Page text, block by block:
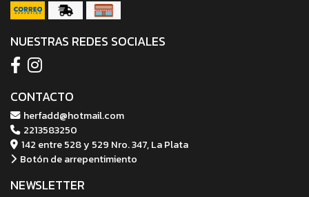
NUESTRAS REDES SOCIALES
CONTACTO
herfadd@hotmail.com
2213583250
142 entre 528 y 529 Nro. 347, La Plata
Botón de arrepentimiento
NEWSLETTER